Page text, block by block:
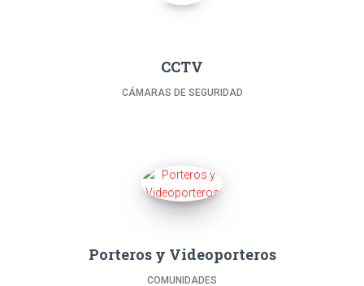
CCTV
CÁMARAS DE SEGURIDAD
Porteros y Videoporteros
COMUNIDADES